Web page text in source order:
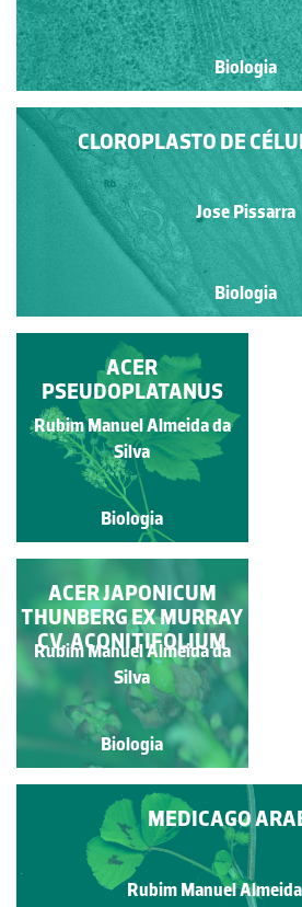
Biologia
CLOROPLASTO DE
Jose Pissarra
Biologia
NINHO DE MELRO-
PRETO
Paulo Talhadas dos Santos
Biologia
ACER
PSEUDOPLATANUS
Rubim Manuel Almeida da
Silva
Biologia
QUELIDÓNIA-MAIOR;
ERVA-DAS-
ANDORINHAS
Rubim Manuel Almeida da
Silva
Biologia
MEDICAGO
Rubim Manuel
ACER JAPONICUM
THUNBERG EX MURRAY
CV. ACONITIFOLIUM
Rubim Manuel Almeida da
Silva
Biologia